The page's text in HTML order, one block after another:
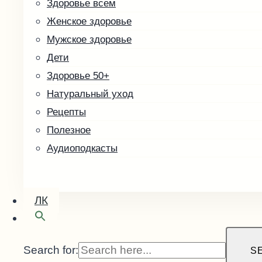
Скоро в продаже
Кофе зелёный
Малины косточка
Здоровье всем
Женское здоровье
Мужское здоровье
Дети
Здоровье 50+
Натуральный уход
Рецепты
Полезное
Аудиоподкасты
ЛК
Search for: